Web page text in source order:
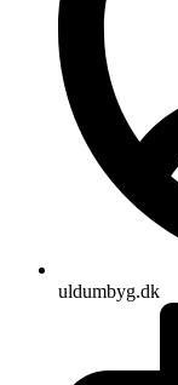
uldumbyg.dk